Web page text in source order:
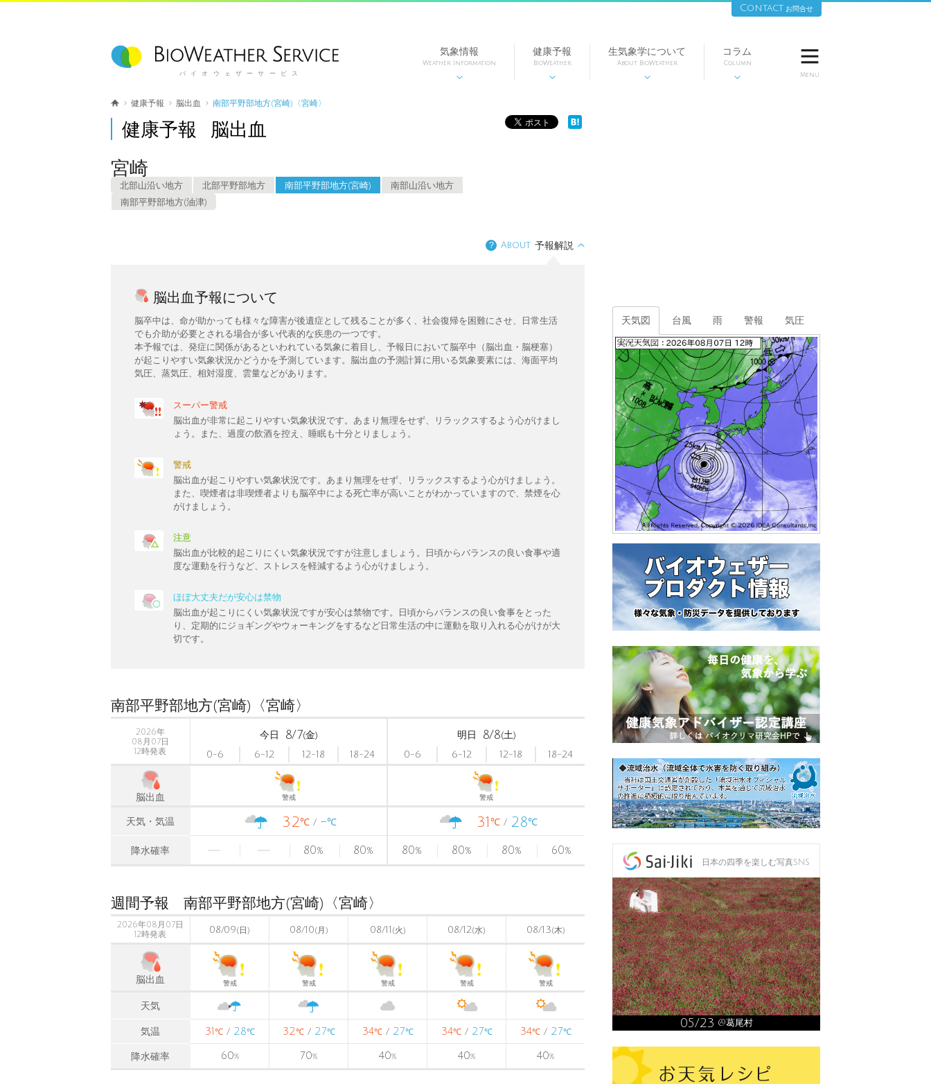
バイオウェザーサービス
気象情報
Weather Information

健康予報
BioWeather

生気象学について
About BioWeather

コラム
Column


Menu
健康予報 脳出血 南部平野部地方(宮崎)〈宮崎〉
健康予報 脳出血
宮崎
北部山沿い地方 北部平野部地方 南部平野部地方(宮崎)
南部山沿い地方
南部平野部地方(油津)
？ About 予報解説
脳出血予報について
脳卒中は、命が助かっても様々な障害が後遺症として残ることが多く、社会復帰を困難にさせ、日常生活
でも介助が必要とされる場合が多い代表的な疾患の一つです。
本予報では、発症に関係があるといわれている気象に着目し、予報日において脳卒中（脳出血・脳梗塞）
が起こりやすい気象状況かどうかを予測しています。脳出血の予測計算に用いる気象要素には、海面平均
気圧、蒸気圧、相対湿度、雲量などがあります。
スーパー警戒
脳出血が非常に起こりやすい気象状況です。あまり無理をせず、リラックスするよう心がけまし
ょう。また、過度の飲酒を控え、睡眠も十分とりましょう。
警戒
脳出血が起こりやすい気象状況です。あまり無理をせず、リラックスするよう心がけましょう。
また、喫煙者は非喫煙者よりも脳卒中による死亡率が高いことがわかっていますので、禁煙を心
がけましょう。
注意
脳出血が比較的起こりにくい気象状況ですが注意しましょう。日頃からバランスの良い食事や適
度な運動を行うなど、ストレスを軽減するよう心がけましょう。
ほぼ大丈夫だが安心は禁物
脳出血が起こりにくい気象状況ですが安心は禁物です。日頃からバランスの良い食事をとった
り、定期的にジョギングやウォーキングをするなど日常生活の中に運動を取り入れる心がけが大
切です。
南部平野部地方(宮崎)〈宮崎〉
2026年
08月07日
12時発表
今日 8/7(金)
0-6
6-12 12-18 18-24
明日 8/8(土)
0-6
6-12 12-18 18-24
脳出血 警戒 警戒
天気・気温 32℃ -℃ 31 ℃ 28℃
降水確率 80% 80% 80% 80% 80% 60%
週間予報 南部平野部地方(宮崎)〈宮崎〉
2026年08月07日
12時発表
08/09(日) 08/10(月) 08/11 (火) 08/12(水) 08/13(木)
脳出血 警戒 警戒 警戒 警戒 警戒
天気
気温 31 ℃/ 28℃ 32℃/ 27℃ 34℃/ 27℃ 34℃/ 27℃ 34℃/ 27℃
降水確率 60% 70% 40% 40% 40%
天気図 台風 雨 警報 気圧
日本の四季を楽しむ写真SNS
05/23 @葛尾村
Contact お問合せ